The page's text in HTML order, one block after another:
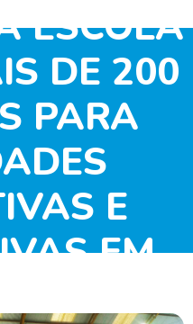
ESCOLA
DE 200
PARA
E
EM
PR